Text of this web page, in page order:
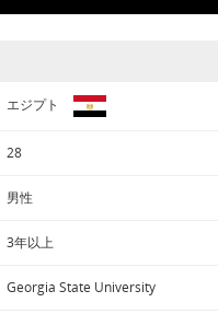
エジプト
28
男性
3年以上
Georgia State University